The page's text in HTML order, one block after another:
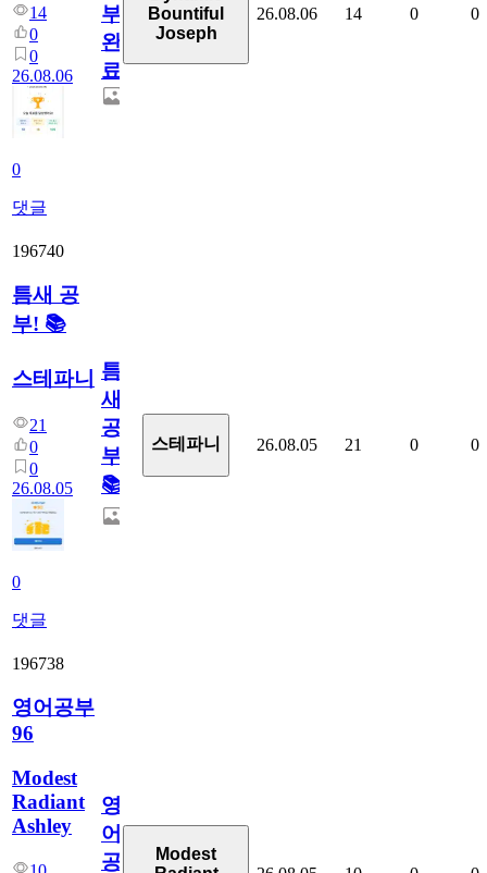
14
0
0
26.08.06
0
댓글
부
완
료
Bountiful
Joseph
26.08.06 14 0 0
196740
틈새 공
부! 📚
스테파니
21
0
0
26.08.05
0
댓글
틈
새
공
부!
📚
스테파니 26.08.05 21 0 0
196738
영어공부
96
Modest
Radiant
Ashley
영
어
공
Modest